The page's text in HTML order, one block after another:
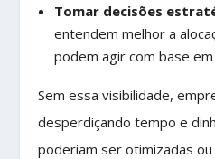
Tomar decisões
entendem melhor a
podem agir com base
Sem essa visibilidade,
desperdiçando tempo e
poderiam ser otimizadas